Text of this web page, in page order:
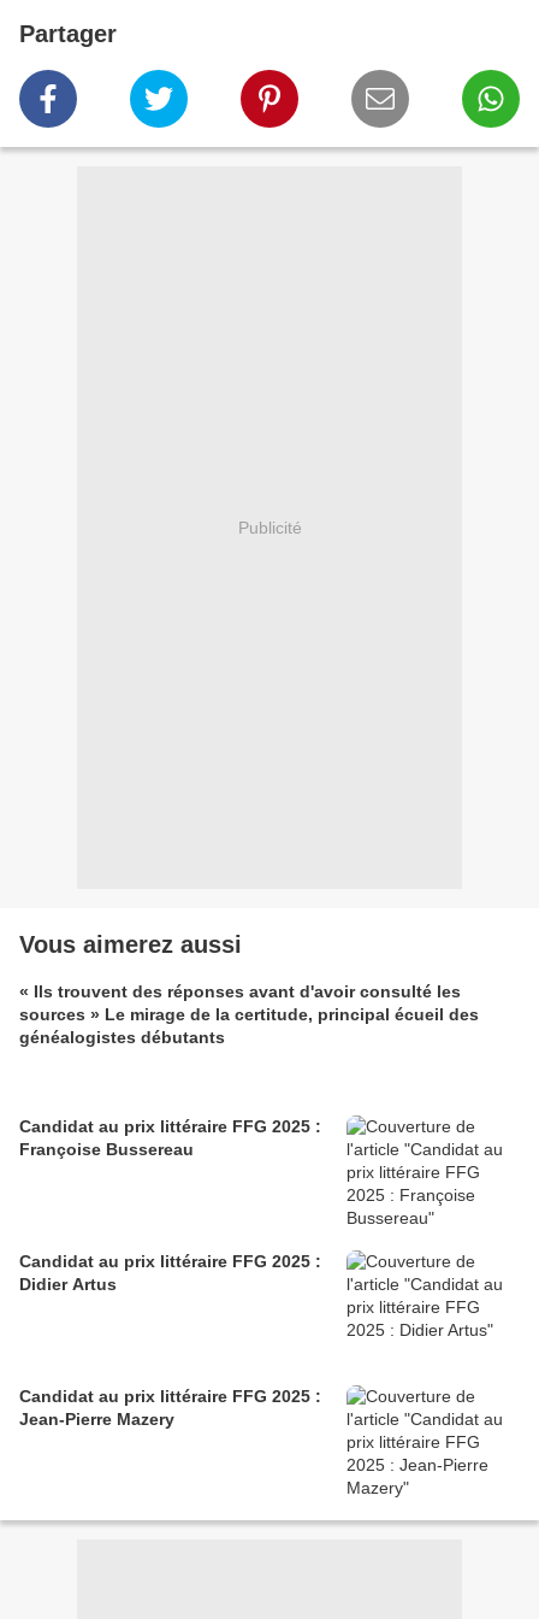
Partager
Publicité
Vous aimerez aussi
« Ils trouvent des réponses avant d'avoir consulté les
sources » Le mirage de la certitude, principal écueil des
généalogistes débutants
Candidat au prix littéraire FFG 2025 :
Françoise Bussereau
Candidat au prix littéraire FFG 2025 :
Didier Artus
Candidat au prix littéraire FFG 2025 :
Jean-Pierre Mazery